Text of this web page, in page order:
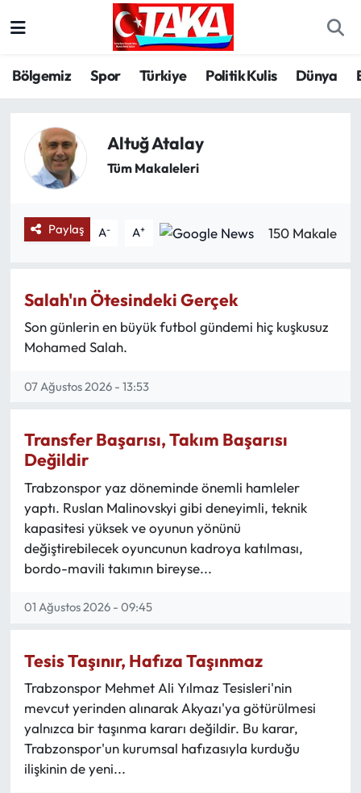
Bölgemiz Spor Türkiye Politik Kulis Dünya
Altuğ Atalay
Tüm Makaleleri
Paylaş A- A+ 150 Makale
Salah'ın Ötesindeki Gerçek
Son günlerin en büyük futbol gündemi hiç kuşkusuz
Mohamed Salah.
07 Ağustos 2026 - 13:53
Transfer Başarısı, Takım Başarısı
Değildir
Trabzonspor yaz döneminde önemli hamleler
yaptı. Ruslan Malinovskyi gibi deneyimli, teknik
kapasitesi yüksek ve oyunun yönünü
değiştirebilecek oyuncunun kadroya katılması,
bordo-mavili takımın bireyse...
01 Ağustos 2026 - 09:45
Tesis Taşınır, Hafıza Taşınmaz
Trabzonspor Mehmet Ali Yılmaz Tesisleri'nin
mevcut yerinden alınarak Akyazı'ya götürülmesi
yalnızca bir taşınma kararı değildir. Bu karar,
Trabzonspor'un kurumsal hafızasıyla kurduğu
ilişkinin de yeni...
Spor
Türkiye
Kültür/Sanat
Politika
Dünya
Magazin
Mektup Galeri
Röportaj
Manşet
Köşe Yazıları
Karikatür Galeri
Spor Yazıları
Mektup Galeri
Ekonomi
Trabzon Hava Durumu
Trabzon Trafik Yoğunluk Haritası
Süper Lig Puan Durumu ve Fikstür
Tüm Manşetler
Haber Arşivi